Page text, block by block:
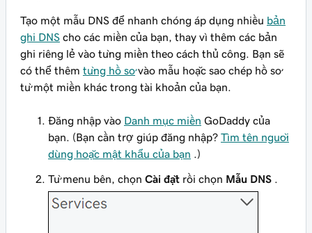
Tạo một mẫu DNS để nhanh chóng áp dụng nhiều bản
ghi DNS cho các miền của bạn, thay vì thêm các bản
ghi riêng lẻ vào từng miền theo cách thủ công. Bạn sẽ
có thể thêm từng hồ sơvào mẫu hoặc sao chép hồ sơ
từ một miền khác trong tài khoản của bạn.
Đăng nhập vào Danh mục miền GoDaddy của
bạn. (Bạn cần trợ giúp đăng nhập? Tìm tên người
dùng hoặc mật khẩu của bạn .)
Từ menu bên, chọn Cài đặt rồi chọn Mẫu DNS